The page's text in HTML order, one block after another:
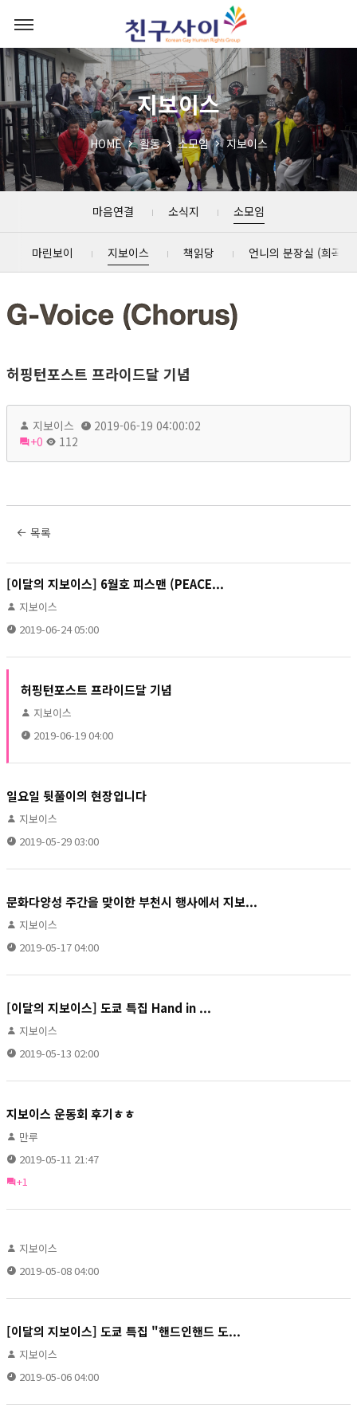
지보이스
HOME 활동 소모임 지보이스
마음연결 소식지 소모임
마린보이 지보이스 책읽당 언니의 분장실 (희곡읽
허핑턴포스트 프라이드달 기념
지보이스
2019-06-19 04:00:02
+0
112
목록
[이달의 지보이스] 6월호 피스맨 (PEACE...
지보이스
2019-06-24 05:00
허핑턴포스트 프라이드달 기념
지보이스
2019-06-19 04:00
일요일 뒷풀이의 현장입니다
지보이스
2019-05-29 03:00
문화다양성 주간을 맞이한 부천시 행사에서 지보...
지보이스
2019-05-17 04:00
[이달의 지보이스] 도쿄 특집 Hand in ...
지보이스
2019-05-13 02:00
지보이스 운동회 후기ㅎㅎ
만루
2019-05-11 21:47
+1
지보이스
2019-05-08 04:00
[이달의 지보이스] 도쿄 특집 "핸드인핸드 도...
지보이스
2019-05-06 04:00